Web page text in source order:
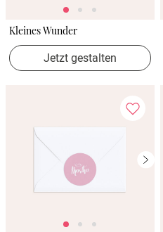
Kleines Wunder
Jetzt gestalten